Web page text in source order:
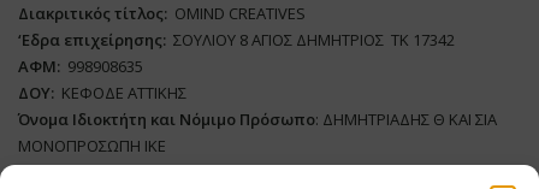
Διακριτικός τίτλος: ΟΜΙΝD CREATIVES
‘Eδρα επιχείρησης: ΣΟΥΛΙΟΥ 8 ΑΓΙΟΣ ΔΗΜΗΤΡΙΟΣ ΤΚ 17342
ΑΦΜ: 998908635
ΔΟΥ: ΚΕΦΟΔΕ ΑΤΤΙΚΗΣ
Όνομα Ιδιοκτήτη και Νόμιμο Πρόσωπο: ΔΗΜΗΤΡΙΑΔΗΣ Θ ΚΑΙ ΣΙΑ
ΜΟΝΟΠΡΟΣΩΠΗ ΙΚΕ